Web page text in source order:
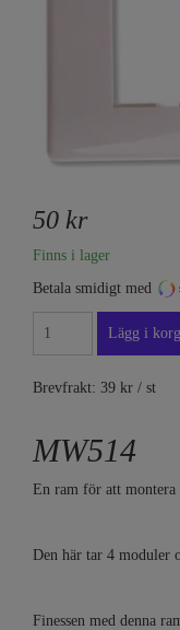
50 kr
Finns i lager
Betala smidigt med
Brevfrakt: 39 kr / st
MW514
En ram för att montera
Den här tar 4 moduler
Finessen med denna